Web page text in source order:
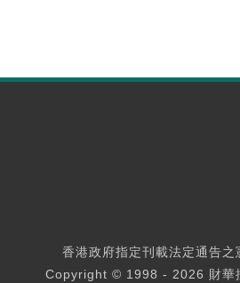
香港政府指定刊載法定通告之
Copyright © 1998 - 2026 財華